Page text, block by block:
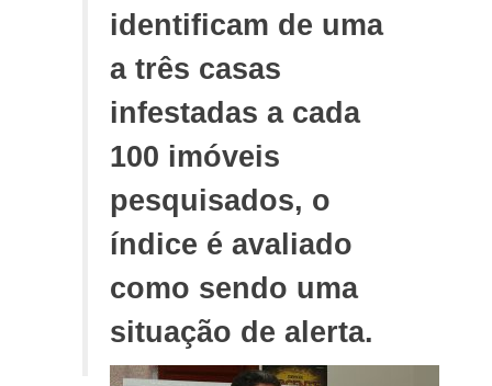
identificam de uma
a três casas
infestadas a cada
100 imóveis
pesquisados, o
índice é avaliado
como sendo uma
situação de alerta.